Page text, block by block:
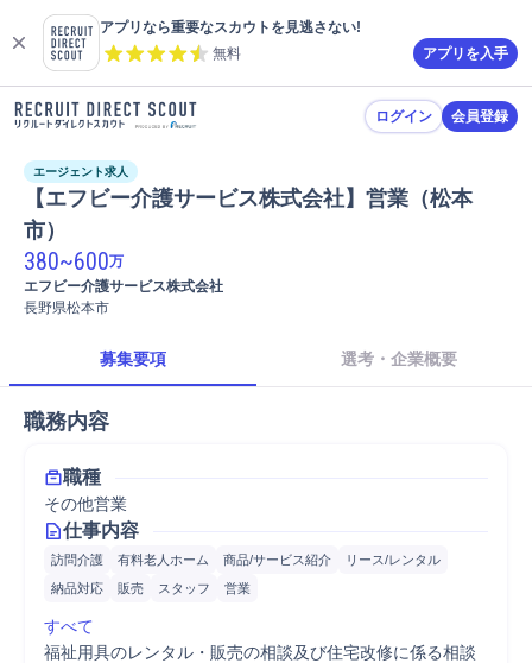
アプリなら重要なスカウトを見逃さない!
無料
アプリを入手
ログイン 会員登録
エージェント求人
【エフビー介護サービス株式会社】営業（松本
市）
380~600万
エフビー介護サービス株式会社
長野県松本市
募集要項 選考・企業概要
職務内容
職種
その他営業
仕事内容
訪問介護 有料老人ホーム 商品/サービス紹介
リース/レンタル
納品対応
販売 スタッフ 営業
すべて
福祉用具のレンタル・販売の相談及び住宅改修に係る相談